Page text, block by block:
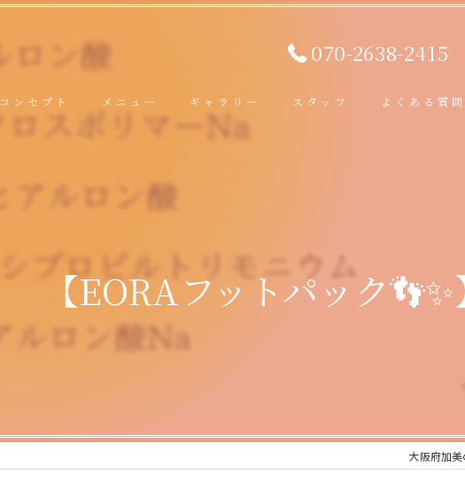
070-2638-2415
コンセプト メニュー ギャラリー スタッフ よくある質問
【EORAフットパック👣✨
大阪府加